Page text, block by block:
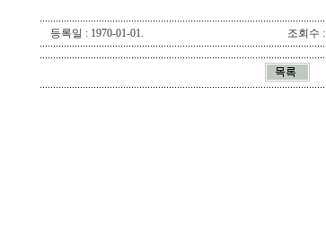
등록일 : 1970-01-01. 조회수 :